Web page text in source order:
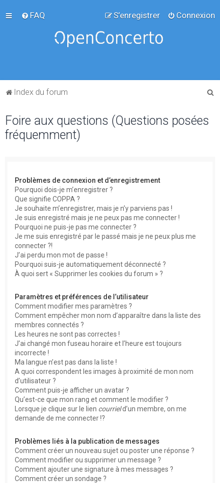
FAQ Connexion
S’enregistrer
Index du forum
Foire aux questions (Questions posées
fréquemment)
Problèmes de connexion et d’enregistrement
Pourquoi dois-je m’enregistrer ?
Que signifie COPPA ?
Je souhaite m’enregistrer, mais je n’y parviens pas !
Je suis enregistré mais je ne peux pas me connecter !
Pourquoi ne puis-je pas me connecter ?
Je me suis enregistré par le passé mais je ne peux plus me
connecter ?!
J’ai perdu mon mot de passe !
Pourquoi suis-je automatiquement déconnecté ?
À quoi sert « Supprimer les cookies du forum » ?
Paramètres et préférences de l’utilisateur
Comment modifier mes paramètres ?
Comment empêcher mon nom d’apparaître dans la liste des
membres connectés ?
Les heures ne sont pas correctes !
J’ai changé mon fuseau horaire et l’heure est toujours
incorrecte !
Ma langue n’est pas dans la liste !
A quoi correspondent les images à proximité de mon nom
d’utilisateur ?
Comment puis-je afficher un avatar ?
Qu’est-ce que mon rang et comment le modifier ?
Lorsque je clique sur le lien courrield’un membre, on me
demande de me connecter !?
Problèmes liés à la publication de messages
Comment créer un nouveau sujet ou poster une réponse ?
Comment modifier ou supprimer un message ?
Comment ajouter une signature à mes messages ?
Comment créer un sondage ?